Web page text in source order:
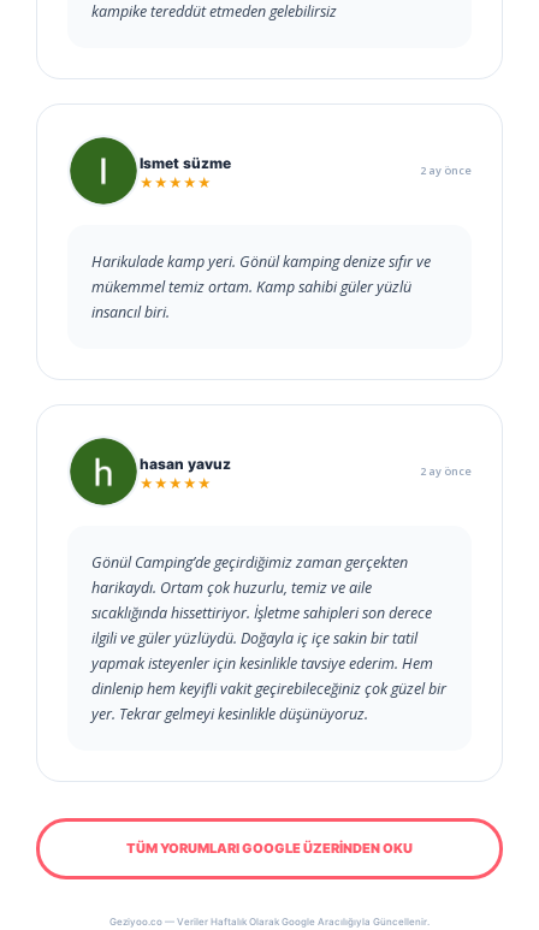
kampike tereddüt etmeden gelebilirsiz
Ismet süzme
★★★★★
2 ay önce
Harikulade kamp yeri. Gönül kamping denize sıfır ve
mükemmel temiz ortam. Kamp sahibi güler yüzlü
insancıl biri.
hasan yavuz
★★★★★
2 ay önce
Gönül Camping’de geçirdiğimiz zaman gerçekten
harikaydı. Ortam çok huzurlu, temiz ve aile
sıcaklığında hissettiriyor. İşletme sahipleri son derece
ilgili ve güler yüzlüydü. Doğayla iç içe sakin bir tatil
yapmak isteyenler için kesinlikle tavsiye ederim. Hem
dinlenip hem keyifli vakit geçirebileceğiniz çok güzel bir
yer. Tekrar gelmeyi kesinlikle düşünüyoruz.
TÜM YORUMLARI GOOGLE ÜZERİNDEN OKU
Geziyoo.co — Veriler Haftalık Olarak Google Aracılığıyla Güncellenir.